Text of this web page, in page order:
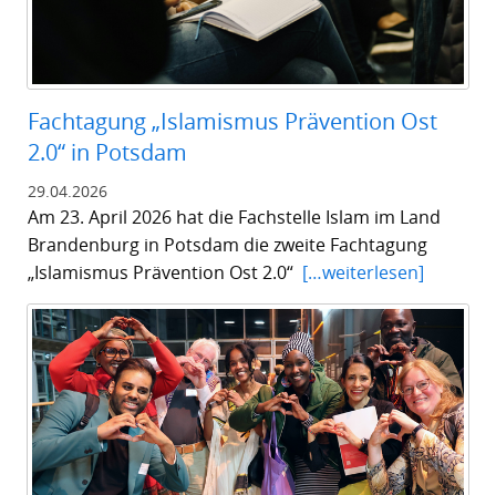
Fachtagung „Islamismus Prävention Ost
2.0“ in Potsdam
29.04.2026
Am 23. April 2026 hat die Fachstelle Islam im Land
Brandenburg in Potsdam die zweite Fachtagung
„Islamismus Prävention Ost 2.0“ […weiterlesen]